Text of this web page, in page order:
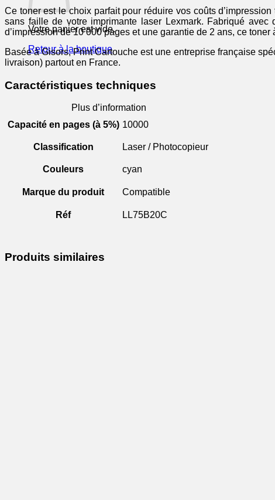
Votre panier est vide.
Retour à la boutique
Ce toner est le choix parfait pour réduire vos coûts
sans faille de votre imprimante laser Lexmark. Fabriqué
d’impression de 10 000 pages et une garantie de 2 ans, ce
Basée à Gisors, Print Cartouche est une entreprise française
livraison) partout en France.
Caractéristiques techniques
Plus d’information
Capacité en pages (à 5%) 10000
Classification Laser / Photocopieur
Couleurs cyan
Marque du produit Compatible
Réf LL75B20C
Produits similaires